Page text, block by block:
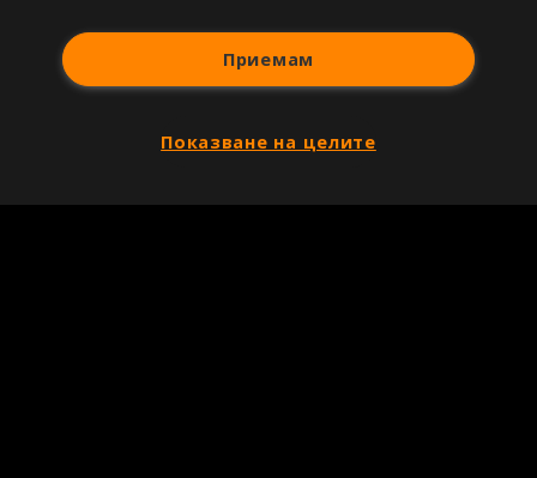
Приемам
Показване на целите